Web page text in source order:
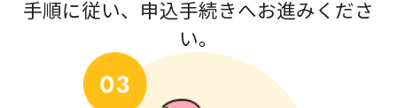
手順に従い、申込手続きへお進みくださ
い。